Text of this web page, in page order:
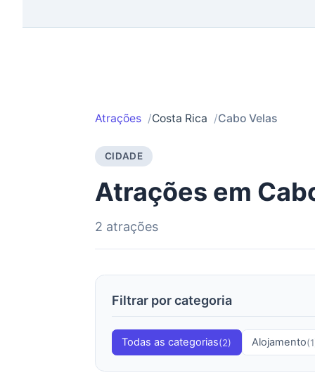
Atrações Costa Rica Cabo Velas
CIDADE
Atrações em
2 atrações
Filtrar por categoria
Todas as categorias(2) Alojamento